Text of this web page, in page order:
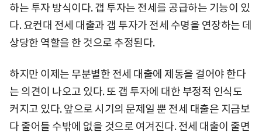
하는 투자 방식이다. 갭 투자는 전세를 공급하는 기능이 있
다. 요컨대 전세 대출과 갭 투자가 전세 수명을 연장하는 데
상당한 역할을 한 것으로 추정된다.
하지만 이제는 무분별한 전세 대출에 제동을 걸어야 한다
는 의견이 나오고 있다. 또 갭 투자에 대한 부정적 인식도
커지고 있다. 앞으로 시기의 문제일 뿐 전세 대출은 지금보
다 줄어들 수밖에 없을 것으로 여겨진다. 전세 대출이 줄면